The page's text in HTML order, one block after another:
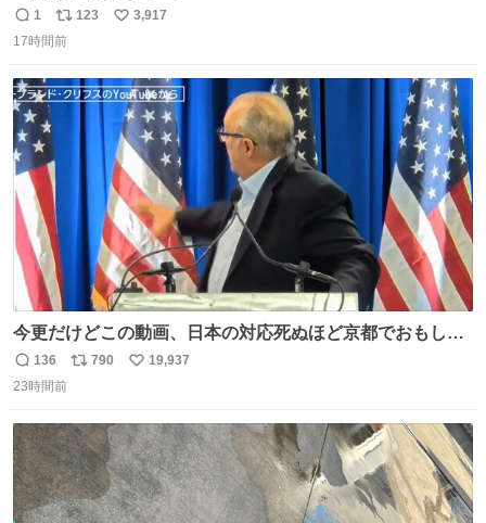
返
信
1
リ
ポ
ト
123
い
数
3,917
17時間前
今更だけどこの動画、日本の対応死ぬほど京都でおもしろ
い。 なんなら敬語で丁寧に煽りまくってるの好き。笑
返
信
136
リ
ト
数
790
い
数
19,937
23時間前